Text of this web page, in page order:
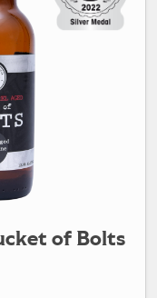
of Bolts